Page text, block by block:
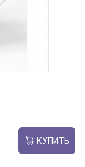
КУПИТЬ